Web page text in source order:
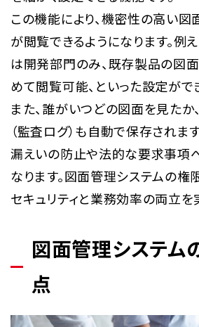
この機能により、機密性の高い
が閲覧できるようになります。例
は開発部門のみ、既存製品の図
めて閲覧可能、といった設定がで
また、誰がいつどの図面を見たか
（監査ログ）も自動で保存されま
漏えいの防止や法的な要求事項
なります。図面管理システムの権
セキュリティと業務効率の両立を
図面管理システム
点